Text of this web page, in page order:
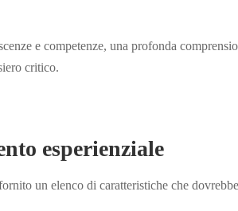
e competenze, una profonda
critico.
esperienziale
un elenco di caratteristiche che